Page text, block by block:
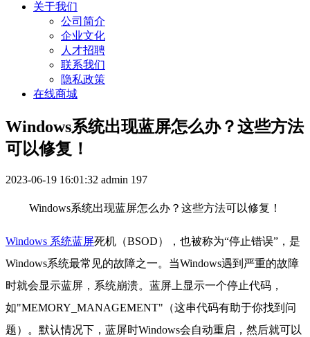
关于我们
公司简介
企业文化
人才招聘
联系我们
隐私政策
在线商城
Windows系统出现蓝屏怎么办？这些方法
可以修复！
2023-06-19 16:01:32 admin 197
Windows系统出现蓝屏怎么办？这些方法可以修复！
Windows 系统蓝屏死机（BSOD），也被称为“停止错误”，是
Windows系统最常见的故障之一。当Windows遇到严重的故障
时就会显示蓝屏，系统崩溃。蓝屏上显示一个停止代码，
如"MEMORY_MANAGEMENT"（这串代码有助于你找到问
题）。默认情况下，蓝屏时Windows会自动重启，然后就可以